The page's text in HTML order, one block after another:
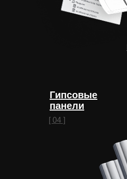
[ 04 ]
Гипсовые
панели